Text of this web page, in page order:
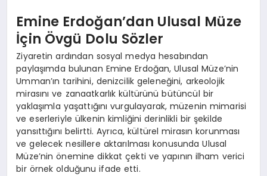
Emine Erdoğan’dan Ulusal Müze
İçin Övgü Dolu Sözler
Ziyaretin ardından sosyal medya hesabından
paylaşımda bulunan Emine Erdoğan, Ulusal Müze’nin
Umman’ın tarihini, denizcilik geleneğini, arkeolojik
mirasını ve zanaatkarlık kültürünü bütüncül bir
yaklaşımla yaşattığını vurgulayarak, müzenin mimarisi
ve eserleriyle ülkenin kimliğini derinlikli bir şekilde
yansıttığını belirtti. Ayrıca, kültürel mirasın korunması
ve gelecek nesillere aktarılması konusunda Ulusal
Müze’nin önemine dikkat çekti ve yapının ilham verici
bir örnek olduğunu ifade etti.